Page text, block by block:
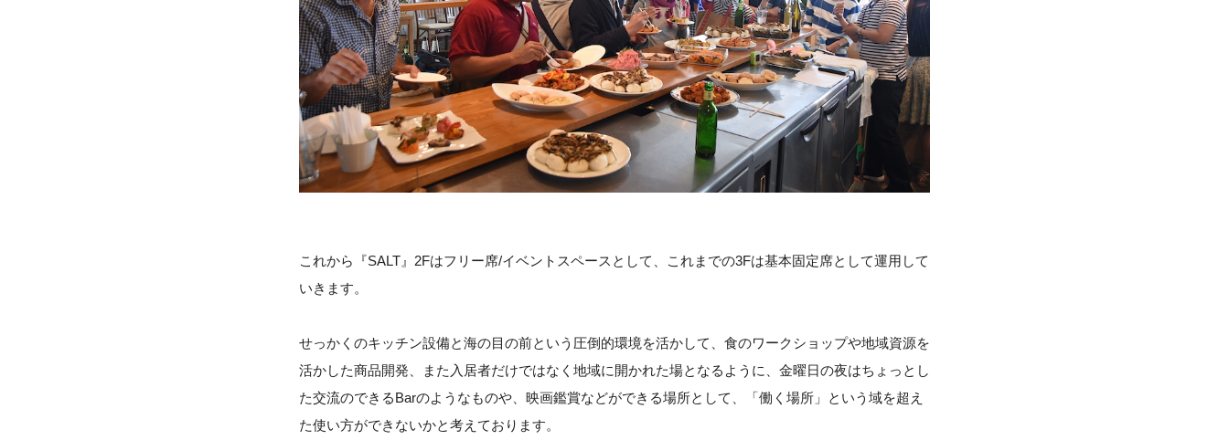
これから『SALT』2Fはフリー席/イベントスペースとして、これまでの3Fは基本固定席として運用して
いきます。
せっかくのキッチン設備と海の目の前という圧倒的環境を活かして、食のワークショップや地域資源を
活かした商品開発、また入居者だけではなく地域に開かれた場となるように、金曜日の夜はちょっとし
た交流のできるBarのようなものや、映画鑑賞などができる場所として、「働く場所」という域を超え
た使い方ができないかと考えております。